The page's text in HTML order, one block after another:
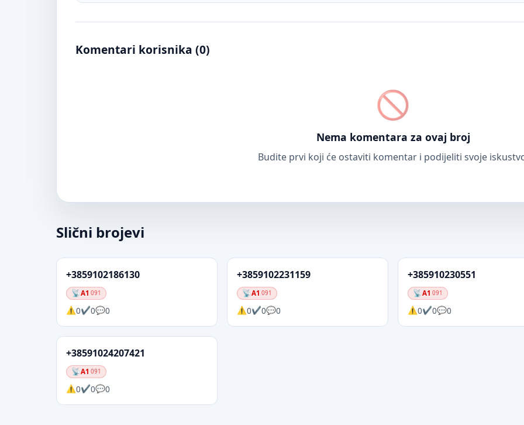
Komentari korisnika (0)
Nema komentara za ovaj broj
Budite prvi koji će ostaviti komentar i podijeliti svoje
Slični brojevi
+3859102186130
A1 091
0 0 0
+3859102231159
A1 091
0 0 0
+385910230551
A1 091
0 0 0
+38591024207421
A1 091
0 0 0